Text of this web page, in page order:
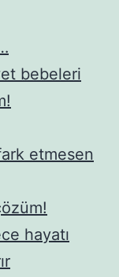
bebeleri
etmesen
hayatı